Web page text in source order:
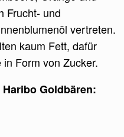
Frucht- und
vertreten.
kaum Fett, dafür
Form von Zucker.
Goldbären: